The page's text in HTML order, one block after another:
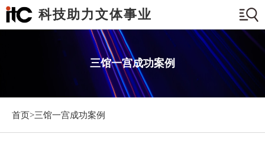
科技助力文体事业
三馆一宫成功案例
首页>三馆一宫成功案例